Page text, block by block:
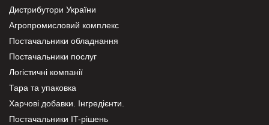
Дистрибутори України
Агропромисловий комплекс
Постачальники обладнання
Постачальники послуг
Логістичні компанії
Тара та упаковка
Харчові добавки. Інгредієнти.
Постачальники IT-рішень